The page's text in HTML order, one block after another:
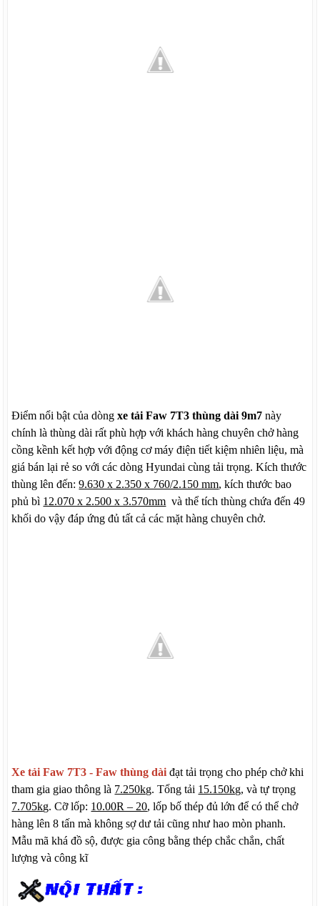
Điểm nổi bật của dòngxe tải Faw 7T3 thùng dài 9m7 này
chính là thùng dài rất phù hợp với khách hàng chuyên chở hàng
cồng kềnh kết hợp với động cơ máy điện tiết kiệm nhiên liệu, mà
giá bán lại rẻ so với các dòng Hyundai cùng tải trọng. Kích thước
thùng lên đến:9.630 x 2.350 x 760/2.150 mm, kích thước bao
phủ bì 12.070 x 2.500 x 3.570mm và thể tích thùng chứa đến 49
khối do vậy đáp ứng đủ tất cả các mặt hàng chuyên chở.
Xe tải Faw 7T3 - Faw thùng dài đạt tải trọng cho phép chở khi
tham gia giao thông là 7.250kg. Tổng tải 15.150kg, và tự trọng
7.705kg. Cỡ lốp: 10.00R – 20, lốp bố thép đủ lớn để có thể chở
hàng lên 8 tấn mà không sợ dư tải cũng như hao mòn phanh.
Mẫu mã khá đồ sộ, được gia công bằng thép chắc chắn, chất
lượng và công kĩ